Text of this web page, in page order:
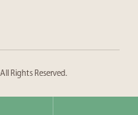
Rights Reserved.